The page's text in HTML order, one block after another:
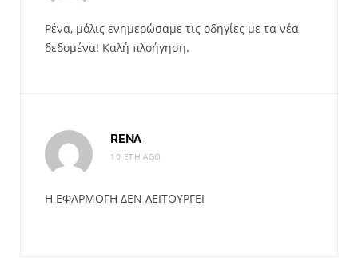
Ρένα, μόλις ενημερώσαμε τις οδηγίες με τα νέα
δεδομένα! Καλή πλοήγηση.
RENA
10 ΈΤΗ AGO
Η ΕΦΑΡΜΟΓΗ ΔΕΝ ΛΕΙΤΟΥΡΓΕΙ